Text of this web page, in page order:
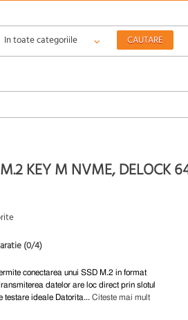
KEY M NVME, DELOCK
(0/4)
conectarea unui SSD M.2 in format
datelor are loc direct prin slotul
testare ideale Datorita... Citeste mai mult